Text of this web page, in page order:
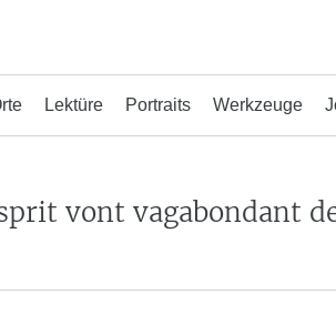
Lektüre Portraits Werkzeuge
vont vagabondant